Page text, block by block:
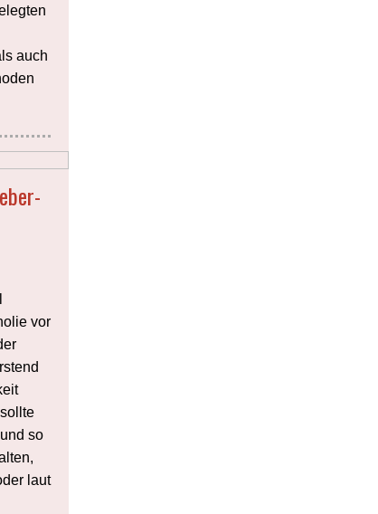
auch
vor
so
laut